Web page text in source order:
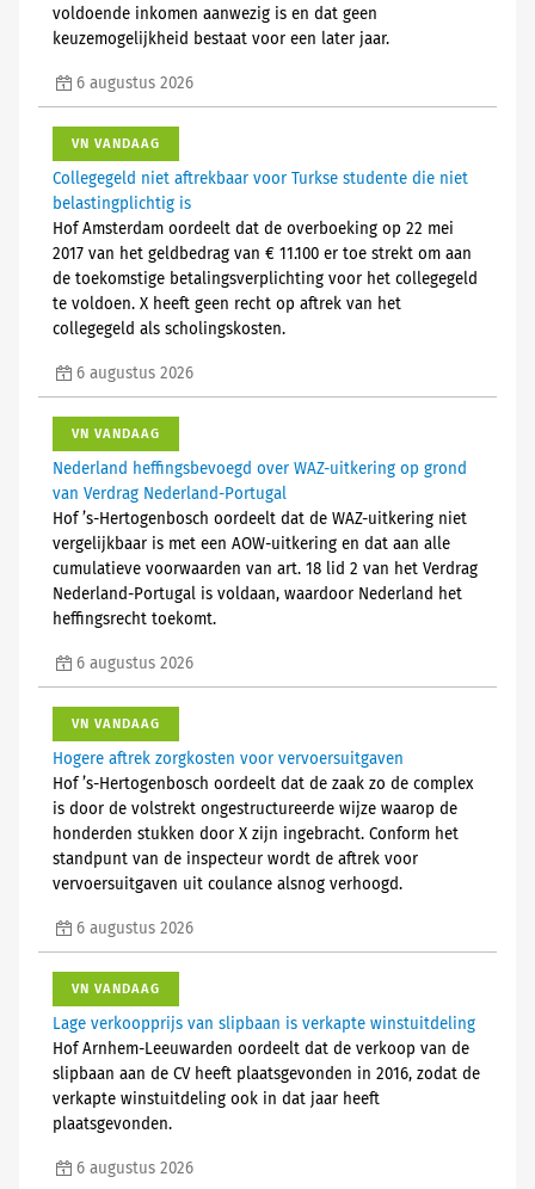
voldoende inkomen aanwezig is en dat geen
keuzemogelijkheid bestaat voor een later jaar.
6 augustus 2026
VN VANDAAG
Collegegeld niet aftrekbaar voor Turkse studente die niet
belastingplichtig is
Hof Amsterdam oordeelt dat de overboeking op 22 mei
2017 van het geldbedrag van € 11.100 er toe strekt om aan
de toekomstige betalingsverplichting voor het collegegeld
te voldoen. X heeft geen recht op aftrek van het
collegegeld als scholingskosten.
6 augustus 2026
VN VANDAAG
Nederland heffingsbevoegd over WAZ-uitkering op grond
van Verdrag Nederland-Portugal
Hof ’s-Hertogenbosch oordeelt dat de WAZ-uitkering niet
vergelijkbaar is met een AOW-uitkering en dat aan alle
cumulatieve voorwaarden van art. 18 lid 2 van het Verdrag
Nederland-Portugal is voldaan, waardoor Nederland het
heffingsrecht toekomt.
6 augustus 2026
VN VANDAAG
Hogere aftrek zorgkosten voor vervoersuitgaven
Hof ’s-Hertogenbosch oordeelt dat de zaak zo de complex
is door de volstrekt ongestructureerde wijze waarop de
honderden stukken door X zijn ingebracht. Conform het
standpunt van de inspecteur wordt de aftrek voor
vervoersuitgaven uit coulance alsnog verhoogd.
6 augustus 2026
VN VANDAAG
Lage verkoopprijs van slipbaan is verkapte winstuitdeling
Hof Arnhem-Leeuwarden oordeelt dat de verkoop van de
slipbaan aan de CV heeft plaatsgevonden in 2016, zodat de
verkapte winstuitdeling ook in dat jaar heeft
plaatsgevonden.
6 augustus 2026